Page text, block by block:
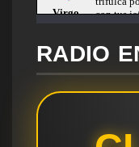
RADIO